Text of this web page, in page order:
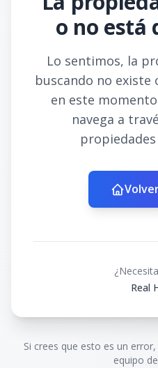
o no está
Lo sentimos, la
buscando no
en este
navega a
Real
Si crees que esto es un
equipo